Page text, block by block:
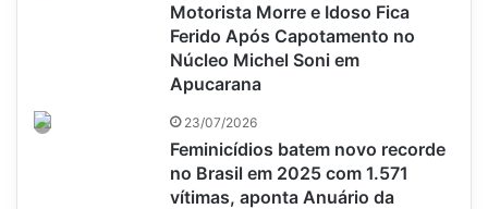
Motorista Morre e Idoso Fica
Ferido Após Capotamento no
Núcleo Michel Soni em
Apucarana
23/07/2026
Feminicídios batem novo recorde
no Brasil em 2025 com 1.571
vítimas, aponta Anuário da